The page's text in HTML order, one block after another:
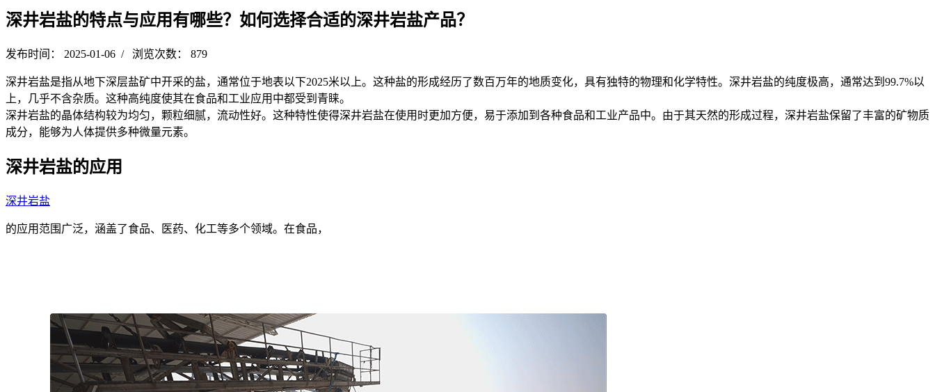
深井岩盐的特点与应用有哪些？如何选择合适的深井岩盐产品？
发布时间： 2025-01-06 / 浏览次数： 879
深井岩盐是指从地下深层盐矿中开采的盐，通常位于地表以下2025米以上。这种盐的形成经历了数百万年的地质变化，具有独特的物理和化学特性。深井岩盐的纯度极高，通常达到99.7%以
上，几乎不含杂质。这种高纯度使其在食品和工业应用中都受到青睐。
深井岩盐的晶体结构较为均匀，颗粒细腻，流动性好。这种特性使得深井岩盐在使用时更加方便，易于添加到各种食品和工业产品中。由于其天然的形成过程，深井岩盐保留了丰富的矿物质
成分，能够为人体提供多种微量元素。
深井岩盐的应用
深井岩盐
的应用范围广泛，涵盖了食品、医药、化工等多个领域。在食品，